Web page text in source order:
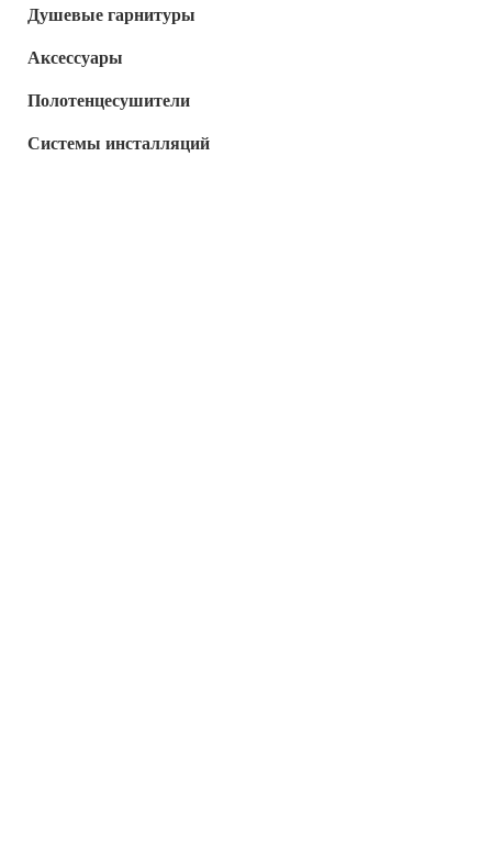
Душевые гарнитуры
Аксессуары
Полотенцесушители
Системы инсталляций